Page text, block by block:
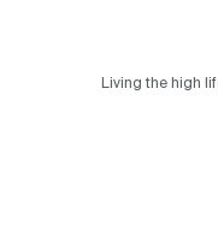
Living the high